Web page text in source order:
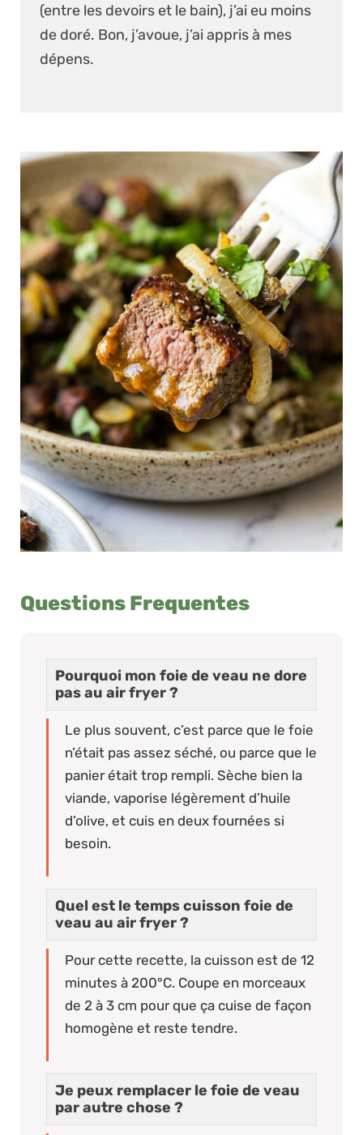
(entre les devoirs et le bain), j’ai eu moins
de doré. Bon, j’avoue, j’ai appris à mes
dépens.
Questions Frequentes
Pourquoi mon foie de veau ne dore
pas au air fryer ?
Le plus souvent, c’est parce que le foie
n’était pas assez séché, ou parce que le
panier était trop rempli. Sèche bien la
viande, vaporise légèrement d’huile
d’olive, et cuis en deux fournées si
besoin.
Quel est le temps cuisson foie de
veau au air fryer ?
Pour cette recette, la cuisson est de 12
minutes à 200°C. Coupe en morceaux
de 2 à 3 cm pour que ça cuise de façon
homogène et reste tendre.
Je peux remplacer le foie de veau
par autre chose ?